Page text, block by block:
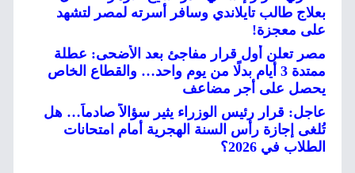
بعلاج طالب تايلاندي وسافر أسرته لمصر لتشهد
على معجزة!
مصر تعلن أول قرار مفاجئ بعد الأضحى: عطلة
ممتدة 3 أيام بدلًا من يوم واحد… والقطاع الخاص
يحصل على أجر مضاعف
عاجل: قرار رئيس الوزراء يثير سؤالاً صادماً… هل
تُلغى إجازة رأس السنة الهجرية أمام امتحانات
الطلاب في 2026؟